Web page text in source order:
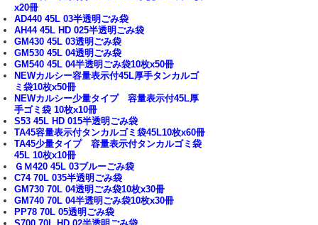
x20冊
AD440 45L 03半透明ごみ袋
AH44 45L HD 025半透明ごみ袋
GM430 45L 03透明ごみ袋
GM530 45L 04透明ごみ袋
GM540 45L 04半透明ごみ袋10枚x50冊
NEWカルシー容量表示付45L厚手タンカルゴ
ミ袋10枚x50冊
NEWカルシー少量タイプ 容量表示付45L厚
手ゴミ袋 10枚x10冊
S53 45L HD 015半透明ごみ袋
TA45容量表示付タンカルゴミ袋45L10枚x60冊
TA45少量タイプ 容量表示付タンカルゴミ袋
45L 10枚x10冊
ＧＭ420 45L 03ブルーごみ袋
C74 70L 035半透明ごみ袋
GM730 70L 04透明ごみ袋10枚x30冊
GM740 70L 04半透明ごみ袋10枚x30冊
PP78 70L 05透明ごみ袋